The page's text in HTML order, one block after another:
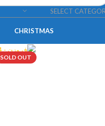
SELECT
CHRISTMAS
SOLD OUT